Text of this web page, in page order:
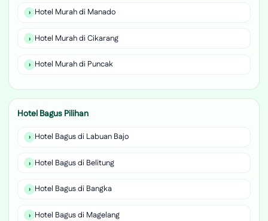
Hotel Murah di Manado
Hotel Murah di Cikarang
Hotel Murah di Puncak
Hotel Bagus Pilihan
Hotel Bagus di Labuan Bajo
Hotel Bagus di Belitung
Hotel Bagus di Bangka
Hotel Bagus di Magelang